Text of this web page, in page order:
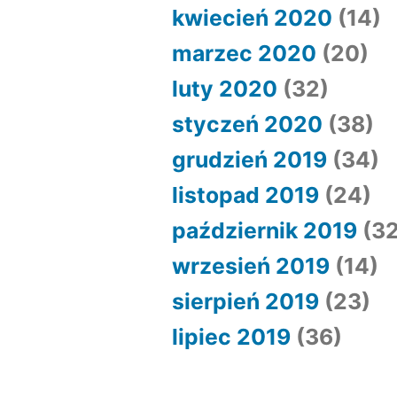
kwiecień 2020 (14)
marzec 2020 (20)
luty 2020 (32)
styczeń 2020 (38)
grudzień 2019 (34)
listopad 2019 (24)
październik 2019
wrzesień 2019 (14)
sierpień 2019 (23)
lipiec 2019 (36)